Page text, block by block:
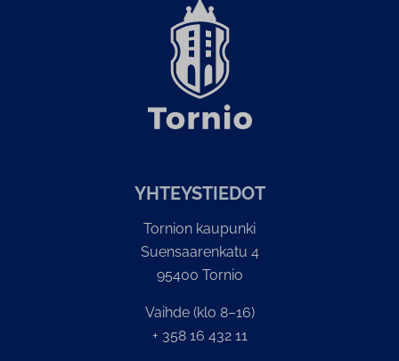
YH­TEYS­TIE­DOT
Tornion kaupunki
Suensaarenkatu 4
95400 Tornio
Vaihde (klo 8–16)
+ 358 16 432 11